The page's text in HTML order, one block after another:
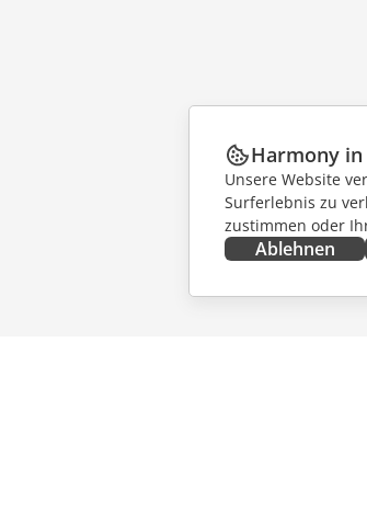
Harmony
Unsere Website
Surferlebnis zu
zustimmen oder
Ablehnen